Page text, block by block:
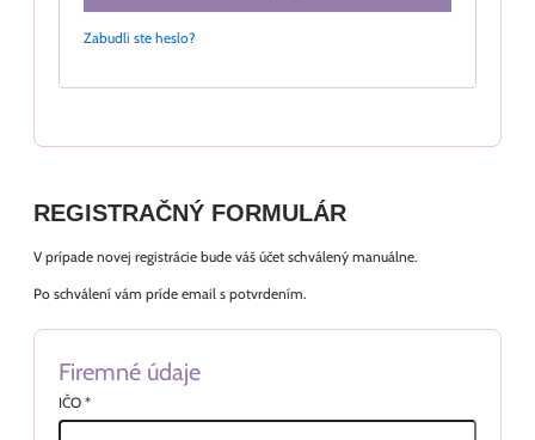
Zabudli ste heslo?
REGISTRAČNÝ FORMULÁR
V prípade novej registrácie bude váš účet schválený manuálne.
Po schválení vám príde email s potvrdením.
Firemné údaje
IČO *